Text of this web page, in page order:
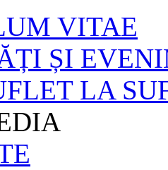
VITAE
ȘI
LA